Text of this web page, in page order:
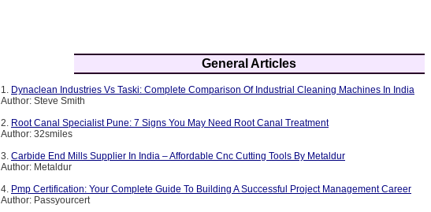
General Articles
1. Dynaclean Industries Vs Taski: Complete Comparison Of Industrial Cleaning Machines In India
Author: Steve Smith
2. Root Canal Specialist Pune: 7 Signs You May Need Root Canal Treatment
Author: 32smiles
3. Carbide End Mills Supplier In India – Affordable Cnc Cutting Tools By Metaldur
Author: Metaldur
4. Pmp Certification: Your Complete Guide To Building A Successful Project Management Career
Author: Passyourcert